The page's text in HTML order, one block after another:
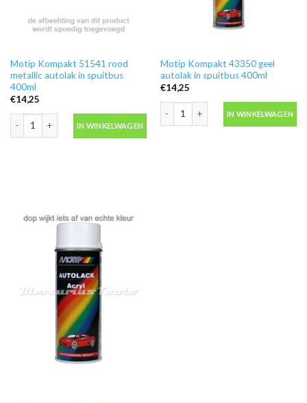
Motip Kompakt 51541 rood
metallic autolak in spuitbus
400ml
€14,25
Motip Kompakt 51541 rood metallic autolak in spuitbus 400ml aantal
IN WINKELWAGEN
Motip Kompakt 43350 geel
autolak in spuitbus 400ml
€14,25
Motip Kompakt 43350 geel autolak
IN WINKELWAGEN